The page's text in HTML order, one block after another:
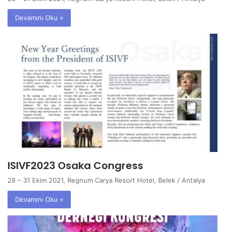
Devamını Oku »
ISIVF2023 Osaka Congress
28 – 31 Ekim 2021, Regnum Carya Resort Hotel, Belek / Antalya
Devamını Oku »